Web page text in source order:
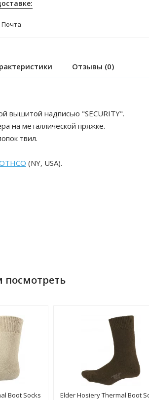
Отзывы (0)
вышитой надписью "SECURITY".
на металлической пряжке.
твил.
(NY, USA).
посмотреть
Boot Socks
Elder Hosiery Thermal Boot